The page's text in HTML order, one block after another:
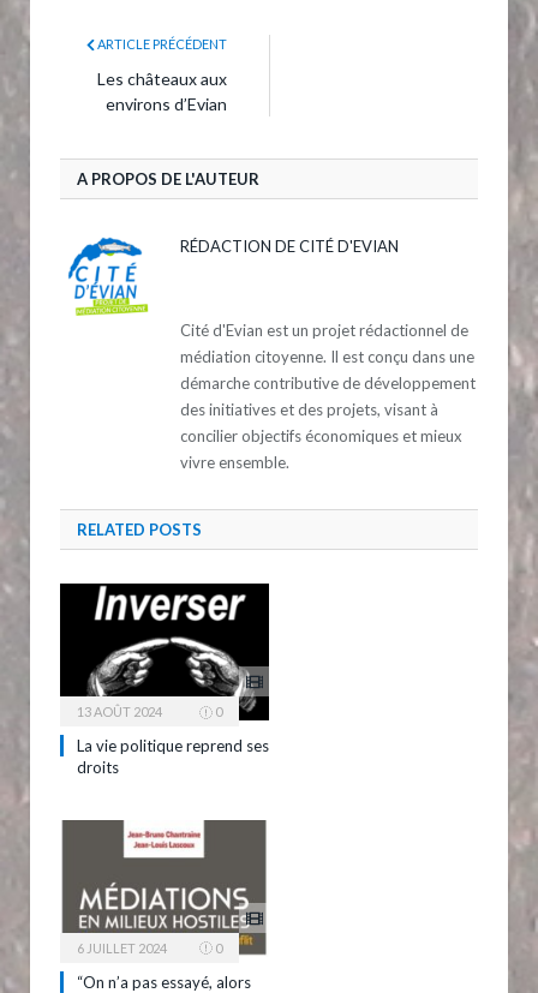
ARTICLE PRÉCÉDENT
Les châteaux aux
environs d’Evian
A PROPOS DE L'AUTEUR
RÉDACTION DE CITÉ D'EVIAN
Cité d'Evian est un projet rédactionnel de
médiation citoyenne. Il est conçu dans une
démarche contributive de développement
des initiatives et des projets, visant à
concilier objectifs économiques et mieux
vivre ensemble.
RELATED POSTS
13 AOÛT 2024 0
La vie politique reprend ses
droits
6 JUILLET 2024 0
“On n’a pas essayé, alors